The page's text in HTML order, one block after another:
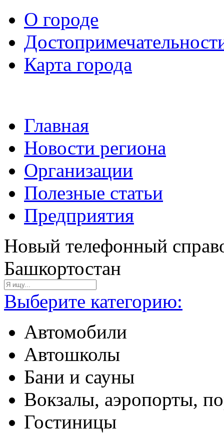
О городе
Карта города
Главная
Новости региона
Организации
Полезные статьи
Предприятия
Новый телефонный
Башкортостан
Выберите категорию:
Автомобили
Автошколы
Бани и сауны
Вокзалы, аэропорты,
Гостиницы